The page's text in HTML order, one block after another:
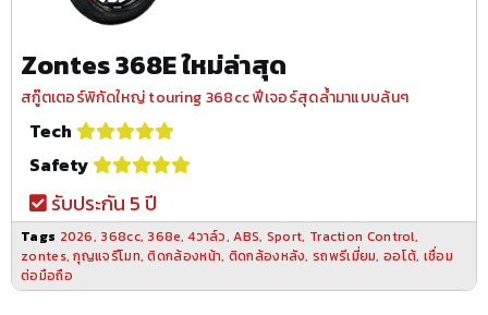
Zontes 368E ใหม่ล่าสุด
สกู๊ตเตอร์พิกัดใหญ่ touring 368cc ฟีเจอร์สุดล้ำมาแบบล้นๆ
Tech
Safety
รับประกัน 5 ปี
Tags 2026, 368cc, 368e,4วาล์ว,ABS, Sport, Traction Control,
zontes,กุญแจรีโมท,ติดกล้องหน้า, ติดกล้องหลัง,รถพรีเมี่ยม,ออโต้, เชื่อม
ต่อมือถือ